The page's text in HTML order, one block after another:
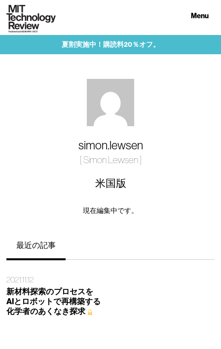
Menu
夏割実施中！購読料20％オフ。
simon.lewsen
[ Simon Lewsen ]
米国版
現在編集中です。
最近の記事
2021.11.12
新材料探索のプロセスを
AIとロボットで再構築する
化学者のあくなき探求